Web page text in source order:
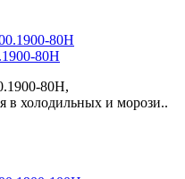
80Н
80Н,
в холодильных и морози..